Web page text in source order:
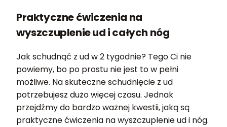
Praktyczne ćwiczenia na
wyszczuplenie ud i całych nóg
Jak schudnąć z ud w 2 tygodnie? Tego Ci nie
powiemy, bo po prostu nie jest to w pełni
możliwe. Na skuteczne schudnięcie z ud
potrzebujesz dużo więcej czasu. Jednak
przejdźmy do bardzo ważnej kwestii, jaką są
praktyczne ćwiczenia na wyszczuplenie ud i nóg.